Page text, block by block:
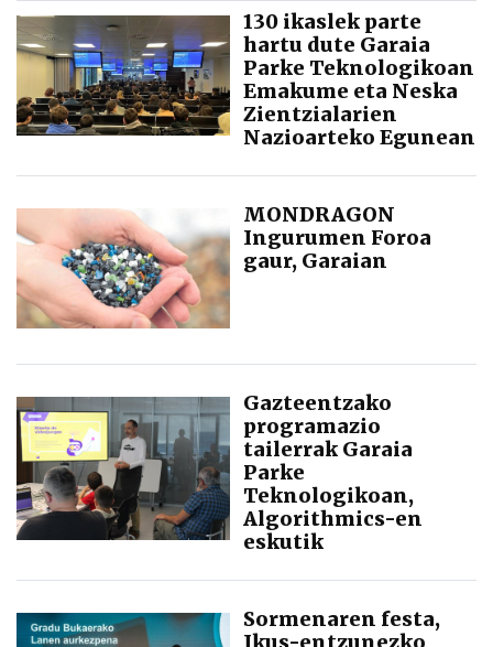
130 ikaslek parte
hartu dute Garaia
Parke Teknologikoan
Emakume eta Neska
Zientzialarien
Nazioarteko Egunean
MONDRAGON
Ingurumen Foroa
gaur, Garaian
Gazteentzako
programazio
tailerrak Garaia
Parke
Teknologikoan,
Algorithmics-en
eskutik
Sormenaren festa,